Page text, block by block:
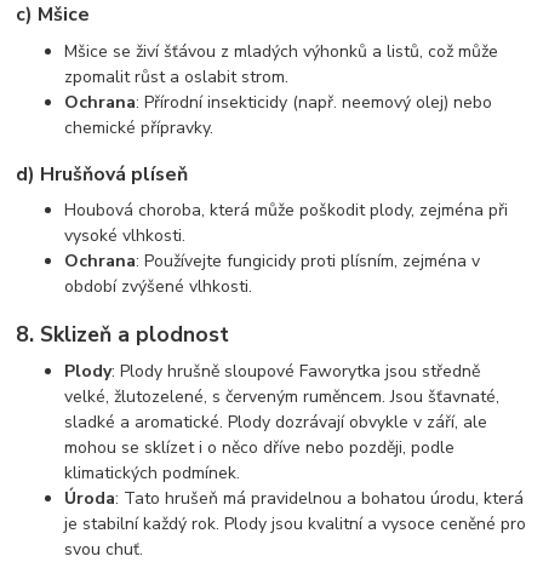
c) Mšice
Mšice se živí šťávou z mladých výhonků a listů, což může
zpomalit růst a oslabit strom.
Ochrana: Přírodní insekticidy (např. neemový olej) nebo
chemické přípravky.
d) Hrušňová plíseň
Houbová choroba, která může poškodit plody, zejména při
vysoké vlhkosti.
Ochrana: Používejte fungicidy proti plísním, zejména v
období zvýšené vlhkosti.
8. Sklizeň a plodnost
Plody: Plody hrušně sloupové Faworytka jsou středně
velké, žlutozelené, s červeným ruměncem. Jsou šťavnaté,
sladké a aromatické. Plody dozrávají obvykle v září, ale
mohou se sklízet i o něco dříve nebo později, podle
klimatických podmínek.
Úroda: Tato hrušeň má pravidelnou a bohatou úrodu, která
je stabilní každý rok. Plody jsou kvalitní a vysoce ceněné pro
svou chuť.